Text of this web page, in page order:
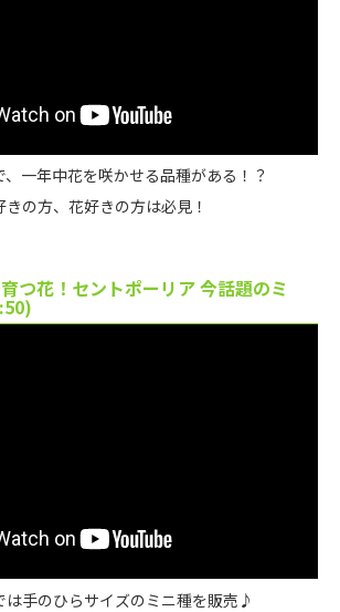
一年中花を咲かせる品種がある！？
の方、花好きの方は必見！
つ花！セントポーリア 今話題のミ
は手のひらサイズのミニ種を販売♪